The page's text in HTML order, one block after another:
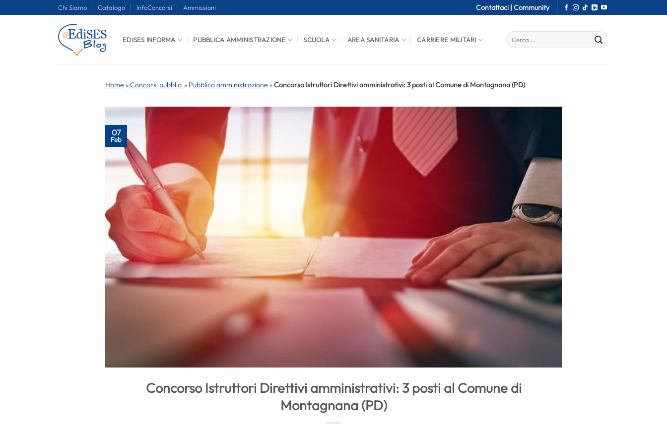
Chi Siamo Catalogo InfoConcorsi Ammissioni Contattaci | Community
EDISES INFORMA PUBBLICA AMMINISTRAZIONE SCUOLA AREA SANITARIA CARRIERE MILITARI
Home »Concorsi pubblici » Pubblica amministrazione »Concorso Istruttori Direttivi amministrativi: 3 posti al Comune di Montagnana (PD)
07
Feb
Concorso Istruttori Direttivi amministrativi: 3 posti al Comune di
Montagnana (PD)